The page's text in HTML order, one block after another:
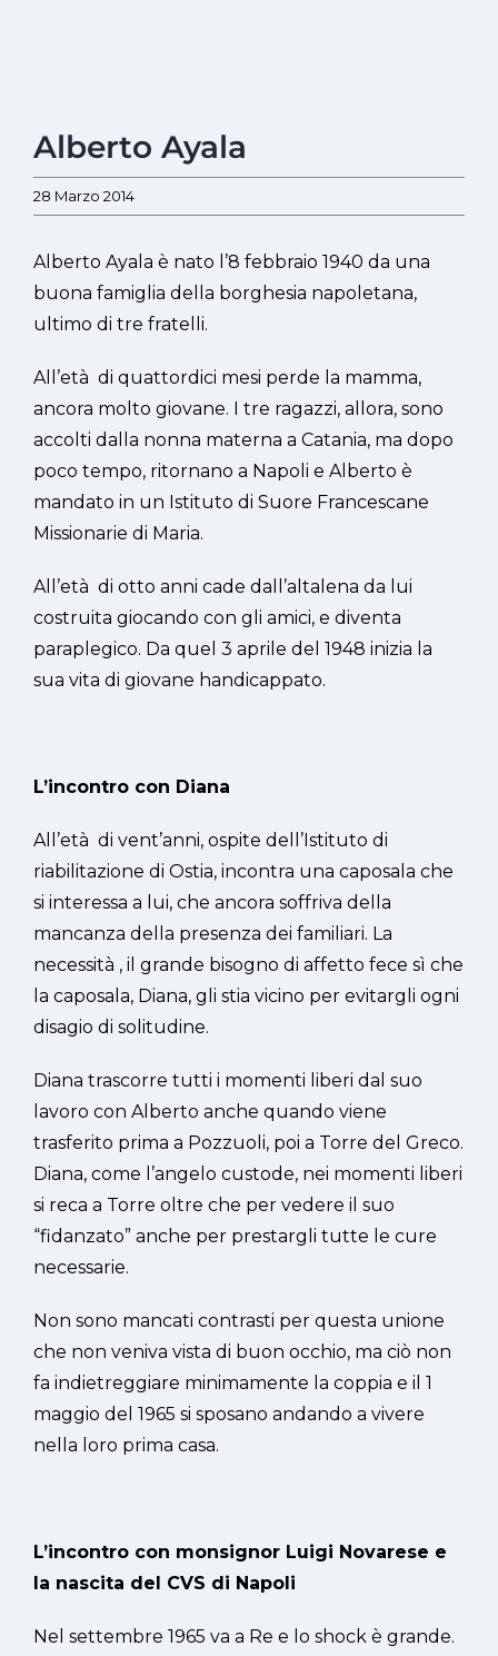
Ingrandisci
immagine
Alberto Ayala
28 Marzo 2014
Alberto Ayala è nato l’8 febbraio 1940 da una
buona famiglia della borghesia napoletana,
ultimo di tre fratelli.
All’età di quattordici mesi perde la mamma,
ancora molto giovane. I tre ragazzi, allora, sono
accolti dalla nonna materna a Catania, ma dopo
poco tempo, ritornano a Napoli e Alberto è
mandato in un Istituto di Suore Francescane
Missionarie di Maria.
All’età di otto anni cade dall’altalena da lui
costruita giocando con gli amici, e diventa
paraplegico. Da quel 3 aprile del 1948 inizia la
sua vita di giovane handicappato.
L’incontro con Diana
All’età di vent’anni, ospite dell’Istituto di
riabilitazione di Ostia, incontra una caposala che
si interessa a lui, che ancora soffriva della
mancanza della presenza dei familiari. La
necessità , il grande bisogno di affetto fece sì che
la caposala, Diana, gli stia vicino per evitargli ogni
disagio di solitudine.
Diana trascorre tutti i momenti liberi dal suo
lavoro con Alberto anche quando viene
trasferito prima a Pozzuoli, poi a Torre del Greco.
Diana, come l’angelo custode, nei momenti liberi
si reca a Torre oltre che per vedere il suo
“fidanzato” anche per prestargli tutte le cure
necessarie.
Non sono mancati contrasti per questa unione
che non veniva vista di buon occhio, ma ciò non
fa indietreggiare minimamente la coppia e il 1
maggio del 1965 si sposano andando a vivere
nella loro prima casa.
L’incontro con monsignor Luigi Novarese e
la nascita del CVS di Napoli
Nel settembre 1965 va a Re e lo shock è grande.